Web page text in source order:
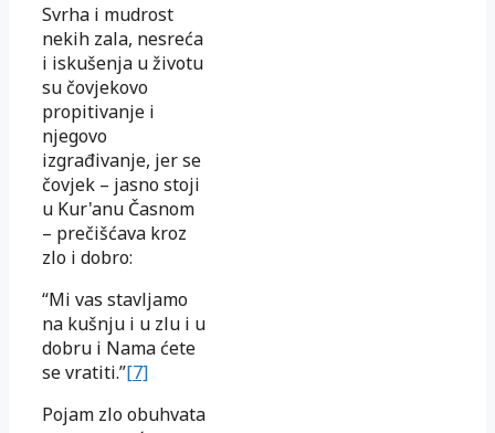
Svrha i mudrost
nekih zala, nesreća
i iskušenja u životu
su čovjekovo
propitivanje i
njegovo
izgrađivanje, jer se
čovjek – jasno stoji
u Kur'anu Časnom
– prečišćava kroz
zlo i dobro:
“Mi vas stavljamo
na kušnju i u zlu i u
dobru i Nama ćete
se vratiti.”[7]
Pojam zlo obuhvata